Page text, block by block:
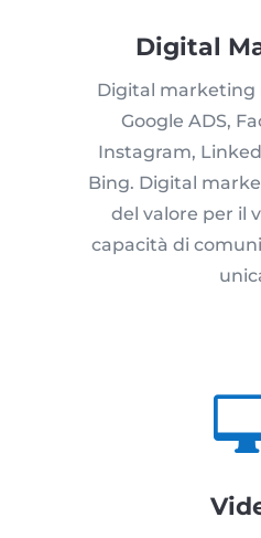
Digital
Digital marketing
Google ADS,
Instagram,
Bing. Digital
del valore per il
capacità di